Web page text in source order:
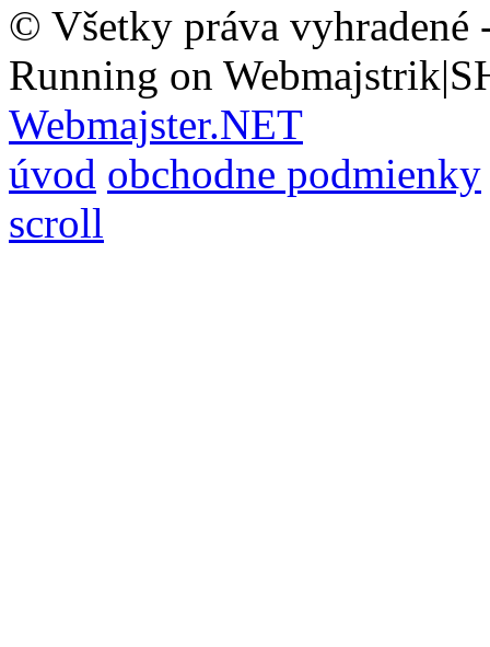
© Všetky práva vyhradené
Running on
Webmajster.NET
úvod obchodne podmienky
scroll